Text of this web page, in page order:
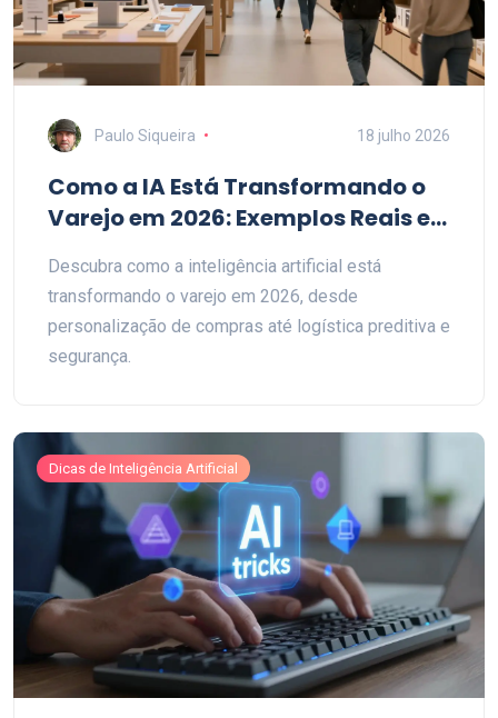
Paulo Siqueira 18 julho 2026
Como a IA Está Transformando o
Varejo em 2026: Exemplos Reais e
Descubra como a inteligência artificial está
transformando o varejo em 2026, desde
personalização de compras até logística preditiva e
segurança.
Dicas de Inteligência Artificial